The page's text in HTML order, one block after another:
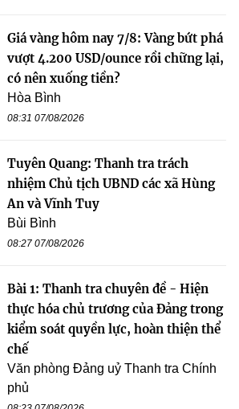
Giá vàng hôm nay 7/8: Vàng bứt phá
vượt 4.200 USD/ounce rồi chững lại,
có nên xuống tiền?
Hòa Bình
08:31 07/08/2026
Tuyên Quang: Thanh tra trách
nhiệm Chủ tịch UBND các xã Hùng
An và Vĩnh Tuy
Bùi Bình
08:27 07/08/2026
Bài 1: Thanh tra chuyên đề - Hiện
thực hóa chủ trương của Đảng trong
kiểm soát quyền lực, hoàn thiện thể
chế
Văn phòng Đảng uỷ Thanh tra Chính
phủ